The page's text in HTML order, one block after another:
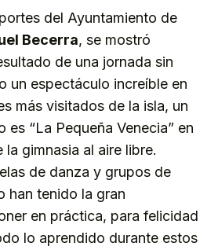
del Ayuntamiento de
Becerra, se mostró
de una jornada sin
un espectáculo increíble en
más visitados de la isla, un
es “La Pequeña Venecia” en
gimnasia al aire libre.
de danza y grupos de
han tenido la gran
en práctica, para felicidad
lo aprendido durante estos